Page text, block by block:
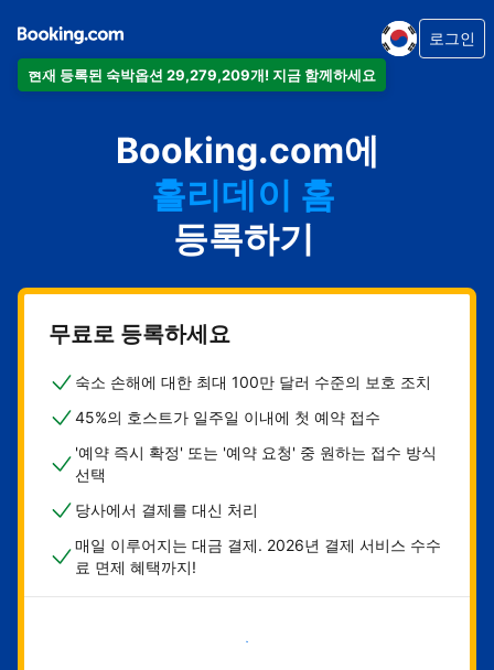
현재 등록된 숙박옵션 29,279,209개! 지금 함께하세요
로그인
Booking.com에
아파트
호텔
홀리데이 홈
게스트하우스
비앤비
등록하기
무료로 등록하세요
숙소 손해에 대한 최대 100만 달러 수준의 보호 조치
45%의 호스트가 일주일 이내에 첫 예약 접수
'예약 즉시 확정' 또는 '예약 요청' 중 원하는 접수 방식
선택
당사에서 결제를 대신 처리
매일 이루어지는 대금 결제. 2026년 결제 서비스 수수
료 면제 혜택까지!
지금 시작하기